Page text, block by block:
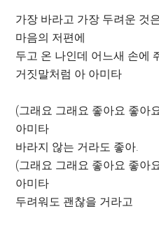
가장 바라고 가장 두려운 것
마음의 저편에
두고 온 나인데 어느새 손에
거짓말처럼 아 아미타
(그래요 그래요 좋아요 좋아
아미타
바라지 않는 거라도 좋아.
(그래요 그래요 좋아요 좋아
아미타
두려워도 괜찮을 거라고